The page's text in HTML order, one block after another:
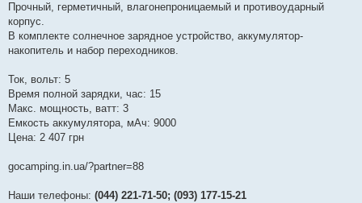
л
е
н
н
я
Прочный, герметичный, влагонепроницаемый и противоударный
корпус.
В комплекте солнечное зарядное устройство, аккумулятор-
накопитель и набор переходников.
Ток, вольт: 5
Время полной зарядки, час: 15
Макс. мощность, ватт: 3
Емкость аккумулятора, мАч: 9000
Цена: 2 407 грн
gocamping.in.ua/?partner=88
Наши телефоны: (044) 221-71-50; (093) 177-15-21